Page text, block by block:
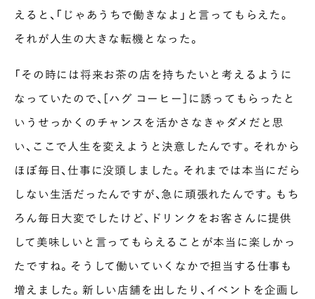
えると、「じゃあうちで働きなよ」と言ってもらえた。
それが人生の大きな転機となった。
「その時には将来お茶の店を持ちたいと考えるように
なっていたので、［ハグ コーヒー］に誘ってもらったと
いうせっかくのチャンスを活かさなきゃダメだと思
い、ここで人生を変えようと決意したんです。それから
ほぼ毎日、仕事に没頭しました。それまでは本当にだら
しない生活だったんですが、急に頑張れたんです。もち
ろん毎日大変でしたけど、ドリンクをお客さんに提供
して美味しいと言ってもらえることが本当に楽しかっ
たですね。そうして働いていくなかで担当する仕事も
増えました。新しい店舗を出したり、イベントを企画し